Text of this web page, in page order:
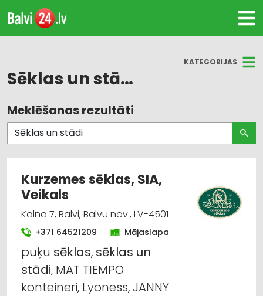
KATEGORIJAS
Sēklas un stādi
Visas nozares
Sēklas un stādi
Labiekārtošana, apzaļumošana
Agroķīmija, mēslošanas līdzekļi
Augļkopība
Lauksaimniecības pakalpojumi
Meklēšanas rezultāti
Kurzemes sēklas, SIA,
Veikals
Kalna 7, Balvi, Balvu nov., LV-4501
+371 64521209 Mājaslapa
puķu sēklas, sēklas un
stādi, MAT TIEMPO
konteineri, Lyoness, JANNY